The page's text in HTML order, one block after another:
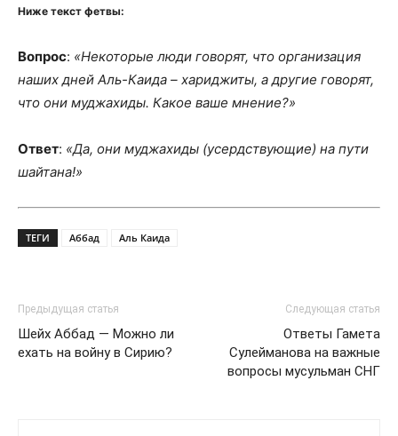
Ниже текст фетвы:
Вопрос: «Некоторые люди говорят, что организация
наших дней Аль-Каида – хариджиты, а другие говорят,
что они муджахиды. Какое ваше мнение?»
Ответ: «Да, они муджахиды (усердствующие) на пути
шайтана!»
ТЕГИ Аббад Аль Каида
Предыдущая статья
Шейх Аббад — Можно ли
ехать на войну в Сирию?
Следующая статья
Ответы Гамета
Сулейманова на важные
вопросы мусульман СНГ